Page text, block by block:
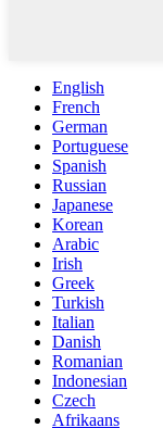
English
French
German
Portuguese
Spanish
Russian
Japanese
Korean
Arabic
Irish
Greek
Turkish
Italian
Danish
Romanian
Indonesian
Czech
Afrikaans